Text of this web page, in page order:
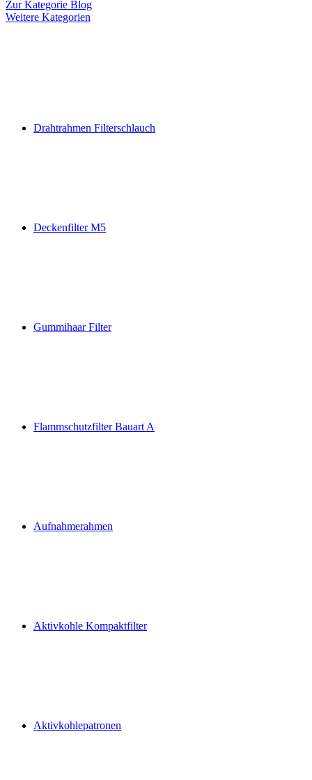
Zur Kategorie Blog
Weitere Kategorien
Drahtrahmen Filterschlauch
Deckenfilter M5
Gummihaar Filter
Flammschutzfilter Bauart A
Aufnahmerahmen
Aktivkohle Kompaktfilter
Aktivkohlepatronen